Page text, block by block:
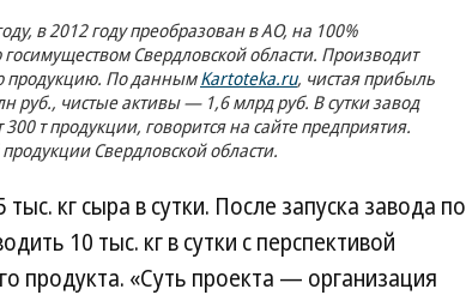
в 2012 году преобразован в АО, на 100%
Свердловской области. Производит
продукцию. По даннымKartoteka.ru, чистая прибыль
руб., чистые активы — 1,6 млрд руб. В сутки завод
т продукции, говорится на сайте предприятия.
Свердловской области.
кг сыра в сутки. После запуска завода по
10 тыс. кг в сутки с перспективой
продукта. «Суть проекта — организация